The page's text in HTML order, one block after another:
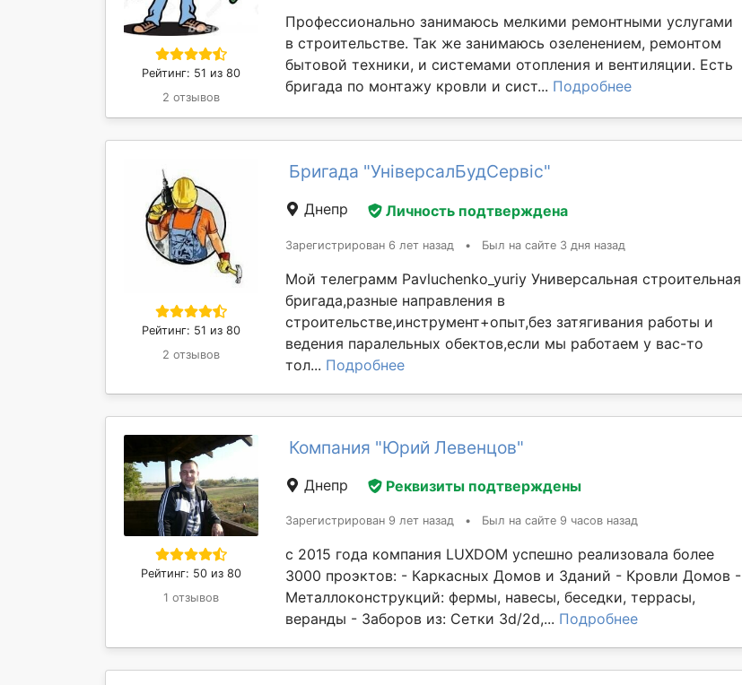
Рейтинг: 51 из 80
2 отзывов
Профессионально занимаюсь мелкими ремонтными услугами
в строительстве. Так же занимаюсь озеленением, ремонтом
бытовой техники, и системами отопления и вентиляции. Есть
бригада по монтажу кровли и сист... Подробнее
Рейтинг: 51 из 80
2 отзывов
Бригада "УніверсалБудСервіс"
Днепр Личность подтверждена
Зарегистрирован 6 лет назад • Был на сайте 3 дня назад
Мой телеграмм Pavluchenko_yuriy Универсальная строительная
бригада,разные направления в
строительстве,инструмент+опыт,без затягивания работы и
ведения паралельных обектов,если мы работаем у вас-то
тол... Подробнее
Рейтинг: 50 из 80
1 отзывов
Компания "Юрий Левенцов"
Днепр Реквизиты подтверждены
Зарегистрирован 9 лет назад • Был на сайте 9 часов назад
с 2015 года компания LUXDOM успешно реализовала более
3000 проэктов: - Каркасных Домов и Зданий - Кровли Домов -
Металлоконструкций: фермы, навесы, беседки, террасы,
веранды - Заборов из: Сетки 3d/2d,... Подробнее